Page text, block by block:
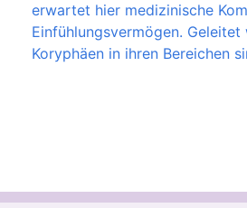
erwartet hier medizinische
Einfühlungsvermögen.
Koryphäen in ihren Bereichen